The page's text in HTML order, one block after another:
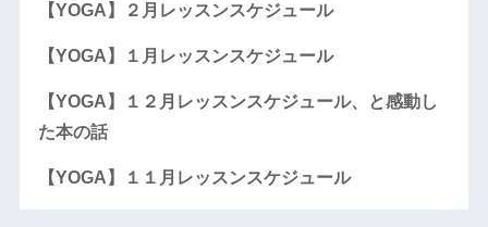
【YOGA】２月レッスンスケジュール
【YOGA】１月レッスンスケジュール
【YOGA】１２月レッスンスケジュール、と感動し
た本の話
【YOGA】１１月レッスンスケジュール